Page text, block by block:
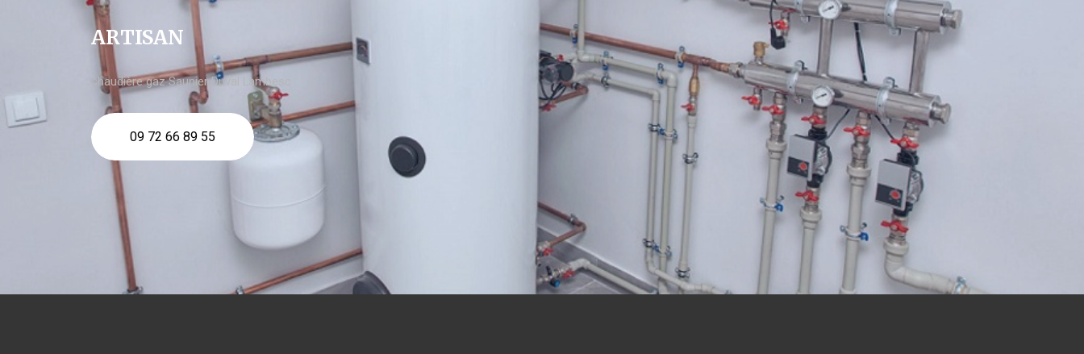
ARTISAN
chaudière gaz Saunier Duval Lambesc
09 72 66 89 55